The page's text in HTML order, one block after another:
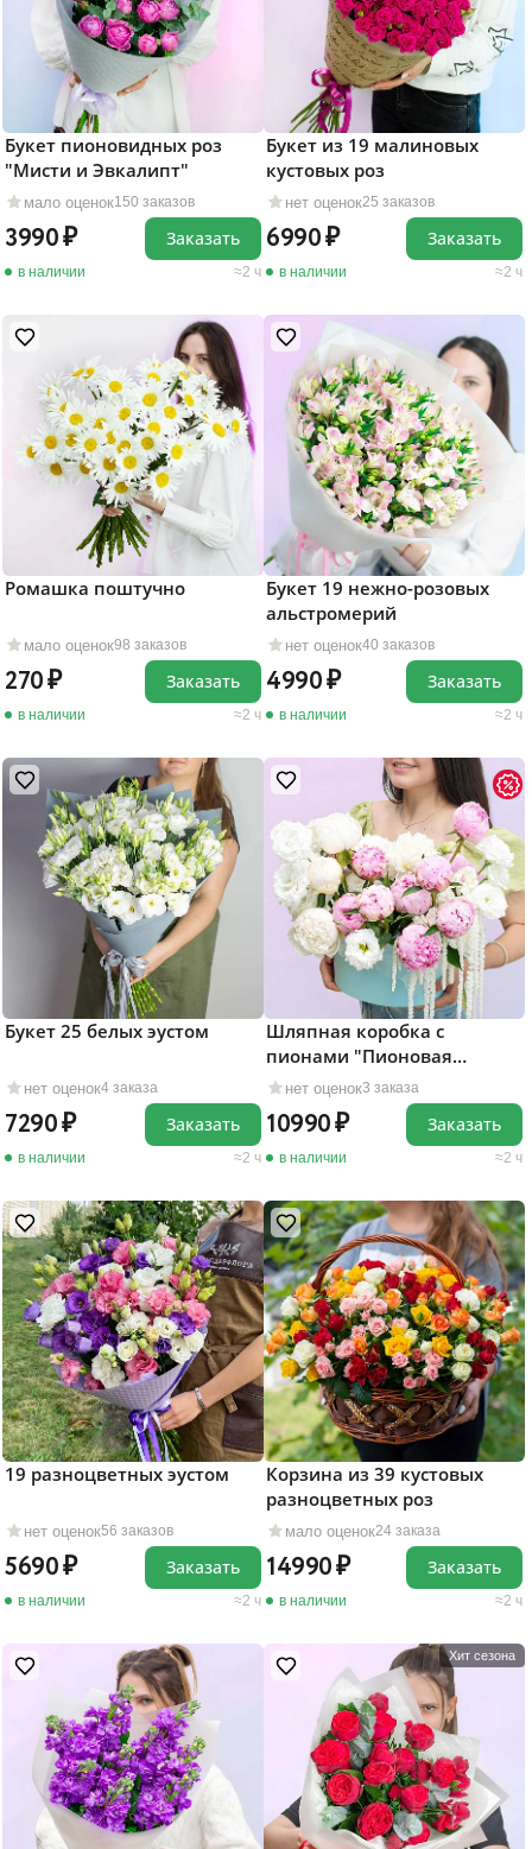
мало оценок150 заказов
Букет пионовидных роз
"Мисти и Эвкалипт"
3990
в наличии 2 ч
Заказать
нет оценок25 заказов
Букет из 19 малиновых
кустовых роз
6990
в наличии 2 ч
Заказать
мало оценок98 заказов
Ромашка поштучно
270
в наличии 2 ч
Заказать
нет оценок40 заказов
Букет 19 нежно-розовых
альстромерий
4990
в наличии 2 ч
Заказать
нет оценок4 заказа
Букет 25 белых эустом
7290
в наличии 2 ч
Заказать
нет оценок3 заказа
Шляпная коробка с
пионами "Пионовая
страсть"
10990
в наличии 2 ч
Заказать
нет оценок56 заказов
19 разноцветных эустом
5690
в наличии 2 ч
Заказать
мало оценок24 заказа
Корзина из 39 кустовых
разноцветных роз
14990
в наличии 2 ч
Заказать
Хит сезона